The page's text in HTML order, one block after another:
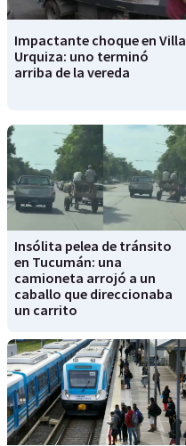
Impactante choque en Villa
Urquiza: uno terminó
arriba de la vereda
Insólita pelea de tránsito
en Tucumán: una
camioneta arrojó a un
caballo que direccionaba
un carrito